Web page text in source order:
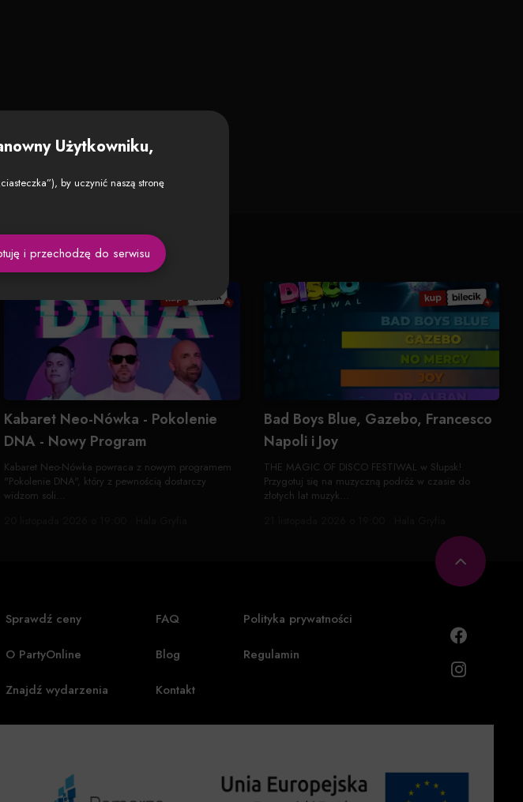
Kabaret Neo-Nówka - Pokolenie
DNA - Nowy Program
Kabaret Neo-Nówka powraca z nowym programem
"Pokolenie DNA", który z pewnością dostarczy
widzom soli...
Bad Boys Blue, Gazebo, Francesco
Napoli i Joy
THE MAGIC OF DISCO FESTIWAL w Słupsk!
Przygotuj się na muzyczną podróż w czasie do
złotych lat muzyk...
Sprawdź ceny
O PartyOnline
Znajdź wydarzenia
FAQ
Blog
Kontakt
Polityka prywatności
Regulamin
Użytkowniku,
by uczynić naszą stronę
i przechodzę do serwisu